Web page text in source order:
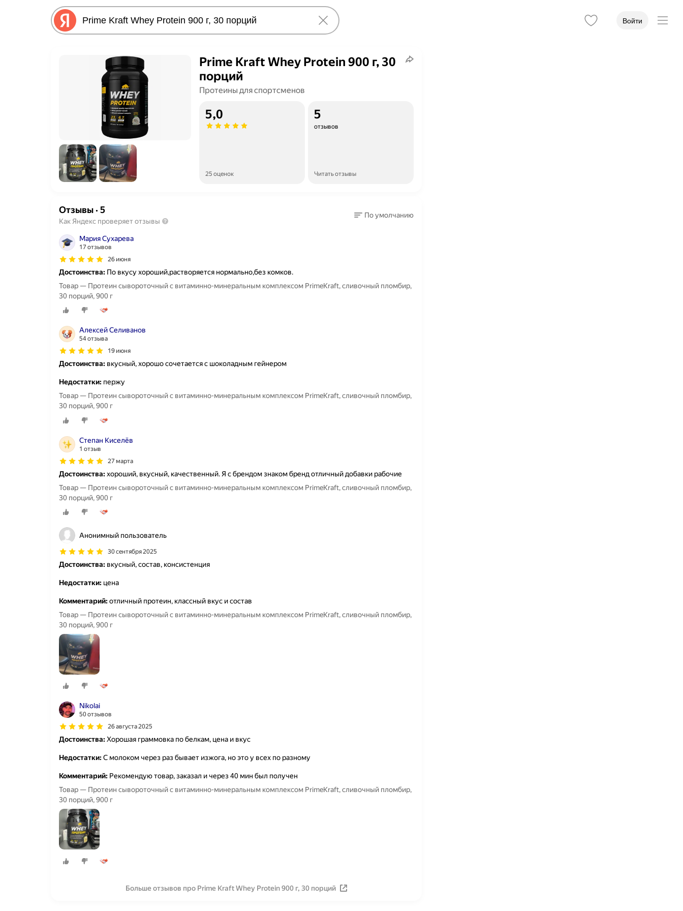
Войти
Prime Kraft Whey Protein 900 г, 30
порций
Протеины для спортсменов
5,0
25 оценок
5
отзывов
Читать отзывы
Отзывы· 5
Как Яндекс проверяет отзывы
По умолчанию
Мария Сухарева
17 отзывов
26 июня
Достоинства: По вкусу хороший,растворяется нормально,без комков.
Товар — Протеин сывороточный с витаминно-минеральным комплексом PrimeKraft, сливочный пломбир,
30 порций, 900 г
Алексей Селиванов
54 отзыва
19 июня
Достоинства: вкусный, хорошо сочетается с шоколадным гейнером
Недостатки: пержу
Товар — Протеин сывороточный с витаминно-минеральным комплексом PrimeKraft, сливочный пломбир,
30 порций, 900 г
Степан Киселёв
1 отзыв
27 марта
Достоинства:хороший, вкусный, качественный. Я с брендом знаком бренд отличный добавки рабочие
Товар — Протеин сывороточный с витаминно-минеральным комплексом PrimeKraft, сливочный пломбир,
30 порций, 900 г
Анонимный пользователь
30 сентября 2025
Достоинства: вкусный, состав, консистенция
Недостатки: цена
Комментарий:отличный протеин, классный вкус и состав
Товар — Протеин сывороточный с витаминно-минеральным комплексом PrimeKraft, сливочный пломбир,
30 порций, 900 г
Nikolai
50 отзывов
26 августа 2025
Достоинства:Хорошая граммовка по белкам, цена и вкус
Недостатки:С молоком через раз бывает изжога, но это у всех по разному
Комментарий: Рекомендую товар, заказал и через 40 мин был получен
Товар — Протеин сывороточный с витаминно-минеральным комплексом PrimeKraft, сливочный пломбир,
30 порций, 900 г
Больше отзывов про Prime Kraft Whey Protein 900 г, 30 порций